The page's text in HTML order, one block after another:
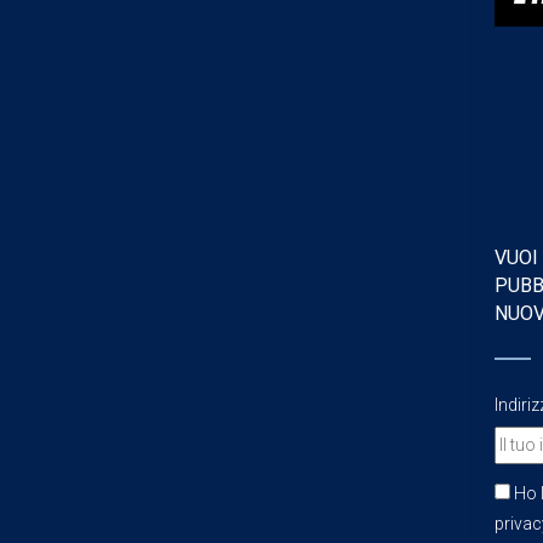
VUOI
Ho